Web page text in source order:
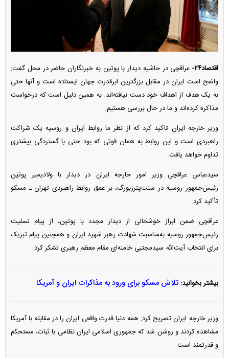
اقتصاد۲۴-
عراقچی در حاشیه دیدار با پوتین به خبرنگاران حاضر در محل گفت:
واضح است ایران در مقابل بزرگترین ابرقدرت جهان ایستاده است و آنها حتی
به یک هدف از اهداف خود دست نیافته‌اند. به همین دلیل است که درخواست
مذاکره کرده‌اند و ما در حال بررسی هستیم.
وزیر خارجه ایران تاکید کرد که از نظر ما روابط ایران و روسیه یک شراکت
راهبردی است و این روابط به همان قوتی که بود حتی با گستردگی بیشتری
تداوم خواهد یافت.
سیدعباس عراقچی وزیر امور خارجه ایران در دیدار با ولادیمیر پوتین
رئیس‌جمهور روسیه در سنت‌پترزبورگ، بر عمق روابط راهبردی تهران ـ مسکو
تأکید کرد.
عراقچی ضمن ابراز خوشحالی از دیدار مجدد با پوتین، از پیام تسلیت
رئیس‌جمهور روسیه به‌مناسبت شهادت رهبر شهید ایران و همچنین پیام تبریک
برای انتخاب آیت‌الله سیدمجتبی خامنه‌ای مقام معظم رهبری تشکر کرد.
بیشتر بخوانید:تلاش مسکو برای ورود به مذاکرات ایران و آمریکا
وزیر خارجه ایران تصریح کرد: همه دنیا قدرت واقعی ایران را در مقابله با آمریکا
مشاهده کردند و روشن شد که جمهوری اسلامی ایران نظامی با ثبات، مستحکم
و قدرتمند است.